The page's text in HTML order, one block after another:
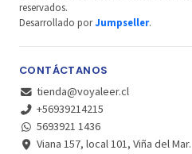
reservados.
Desarrollado porJumpseller.
CONTÁCTANOS
tienda@voyaleer.cl
+56939214215
5693921 1436
Viana 157, local 101, Viña del Mar.